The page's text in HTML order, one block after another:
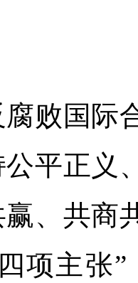
国际合
公平正
、共商
项主张